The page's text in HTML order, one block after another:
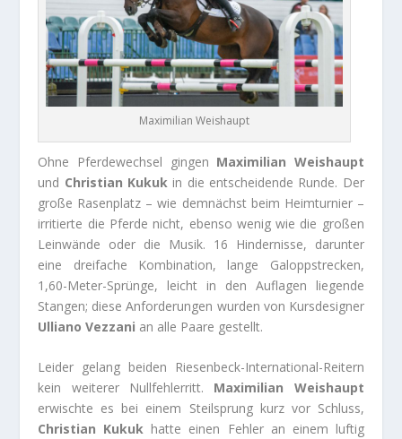
Maximilian Weishaupt
Ohne Pferdewechsel gingen Maximilian Weishaupt
und Christian Kukuk in die entscheidende Runde. Der
große Rasenplatz – wie demnächst beim Heimturnier –
irritierte die Pferde nicht, ebenso wenig wie die großen
Leinwände oder die Musik. 16 Hindernisse, darunter
eine dreifache Kombination, lange Galoppstrecken,
1,60-Meter-Sprünge, leicht in den Auflagen liegende
Stangen; diese Anforderungen wurden von Kursdesigner
Ulliano Vezzani an alle Paare gestellt.
Leider gelang beiden Riesenbeck-International-Reitern
kein weiterer Nullfehlerritt. Maximilian Weishaupt
erwischte es bei einem Steilsprung kurz vor Schluss,
Christian Kukuk hatte einen Fehler an einem luftig